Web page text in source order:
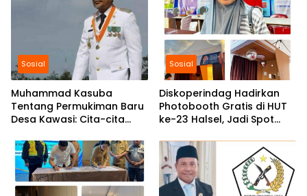
Sosial
Muhammad Kasuba
Tentang Permukiman Baru
Desa Kawasi: Cita-cita
Sosial
Diskoperindag Hadirkan
Photobooth Gratis di HUT
ke-23 Halsel, Jadi Spot